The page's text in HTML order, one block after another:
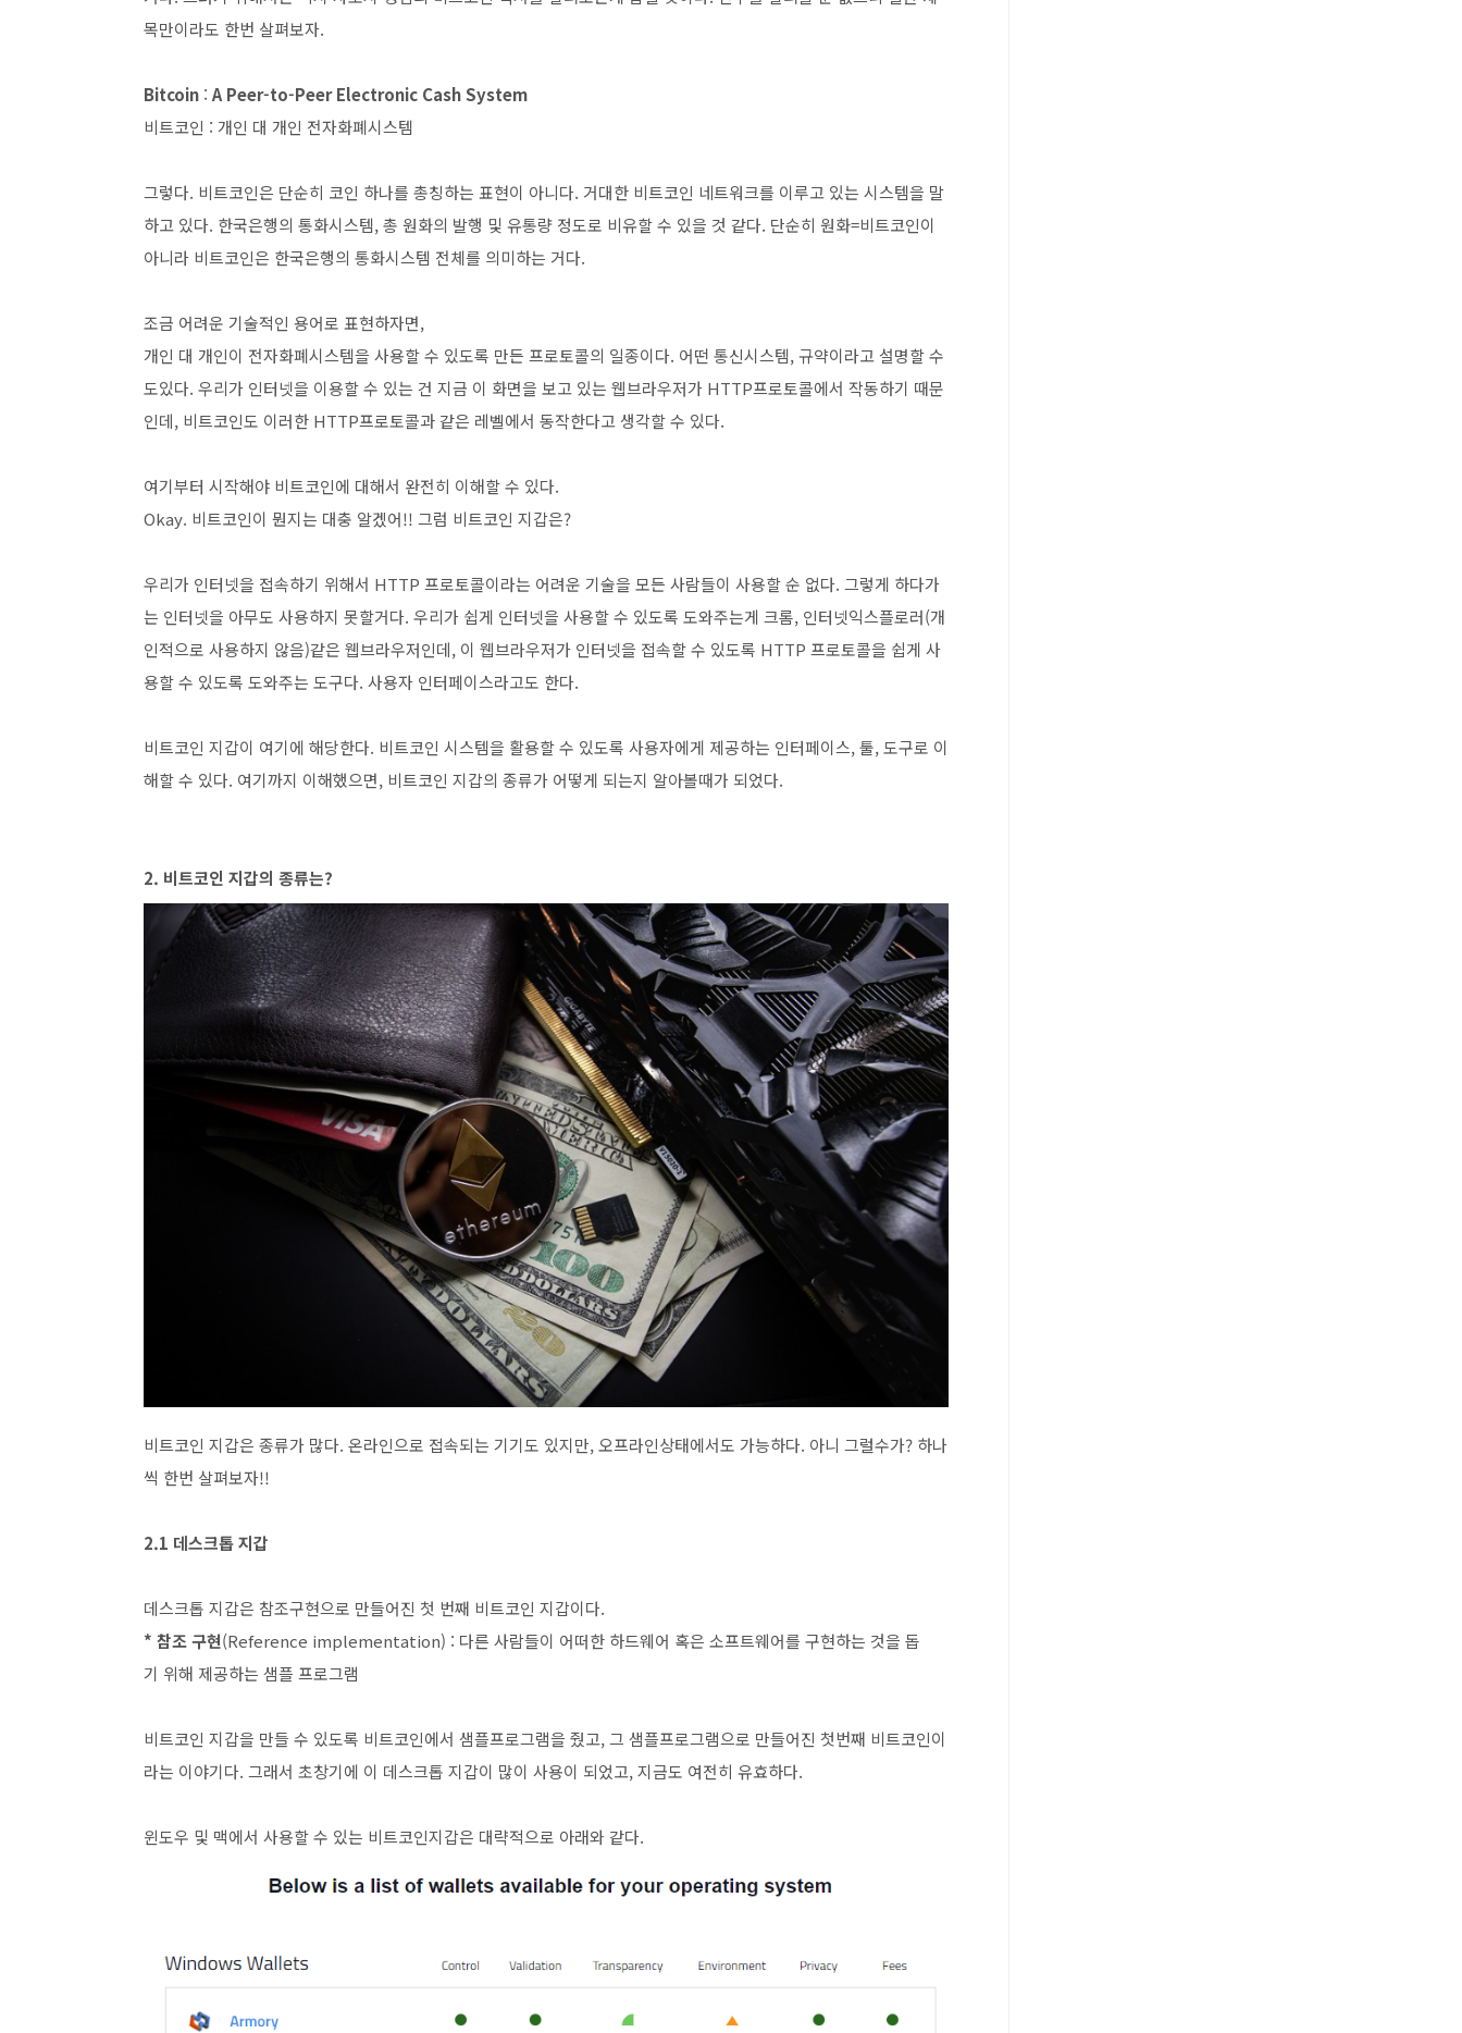
목만이라도 한번 살펴보자.
Bitcoin : A Peer-to-Peer Electronic Cash System
비트코인 : 개인 대 개인 전자화폐시스템
그렇다. 비트코인은 단순히 코인 하나를 총칭하는 표현이 아니다. 거대한 비트코인 네트워크를 이루고 있는 시스템을 말
하고 있다. 한국은행의 통화시스템, 총 원화의 발행 및 유통량 정도로 비유할 수 있을 것 같다. 단순히 원화=비트코인이
아니라 비트코인은 한국은행의 통화시스템 전체를 의미하는 거다.
조금 어려운 기술적인 용어로 표현하자면,
개인 대 개인이 전자화폐시스템을 사용할 수 있도록 만든 프로토콜의 일종이다. 어떤 통신시스템, 규약이라고 설명할 수
도있다. 우리가 인터넷을 이용할 수 있는 건 지금 이 화면을 보고 있는 웹브라우저가 HTTP프로토콜에서 작동하기 때문
인데, 비트코인도 이러한 HTTP프로토콜과 같은 레벨에서 동작한다고 생각할 수 있다.
여기부터 시작해야 비트코인에 대해서 완전히 이해할 수 있다.
Okay. 비트코인이 뭔지는 대충 알겠어!! 그럼 비트코인 지갑은?
우리가 인터넷을 접속하기 위해서 HTTP 프로토콜이라는 어려운 기술을 모든 사람들이 사용할 순 없다. 그렇게 하다가
는 인터넷을 아무도 사용하지 못할거다. 우리가 쉽게 인터넷을 사용할 수 있도록 도와주는게 크롬, 인터넷익스플로러(개
인적으로 사용하지 않음)같은 웹브라우저인데, 이 웹브라우저가 인터넷을 접속할 수 있도록 HTTP 프로토콜을 쉽게 사
용할 수 있도록 도와주는 도구다. 사용자 인터페이스라고도 한다.
비트코인 지갑이 여기에 해당한다. 비트코인 시스템을 활용할 수 있도록 사용자에게 제공하는 인터페이스, 툴, 도구로 이
해할 수 있다. 여기까지 이해했으면, 비트코인 지갑의 종류가 어떻게 되는지 알아볼때가 되었다.
2. 비트코인 지갑의 종류는?
비트코인 지갑은 종류가 많다. 온라인으로 접속되는 기기도 있지만, 오프라인상태에서도 가능하다. 아니 그럴수가? 하나
씩 한번 살펴보자!!
2.1 데스크톱 지갑
데스크톱 지갑은 참조구현으로 만들어진 첫 번째 비트코인 지갑이다.
* 참조 구현(Reference implementation) : 다른 사람들이 어떠한 하드웨어 혹은 소프트웨어를 구현하는 것을 돕
기 위해 제공하는 샘플 프로그램
비트코인 지갑을 만들 수 있도록 비트코인에서 샘플프로그램을 줬고, 그 샘플프로그램으로 만들어진 첫번째 비트코인이
라는 이야기다. 그래서 초창기에 이 데스크톱 지갑이 많이 사용이 되었고, 지금도 여전히 유효하다.
윈도우 및 맥에서 사용할 수 있는 비트코인지갑은 대략적으로 아래와 같다.